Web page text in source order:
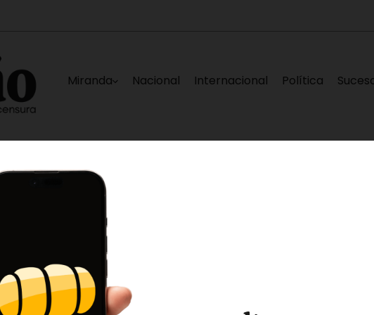
Miranda Nacional Internacional Política
Metro Los Teques ejecuta sustitución de tubería